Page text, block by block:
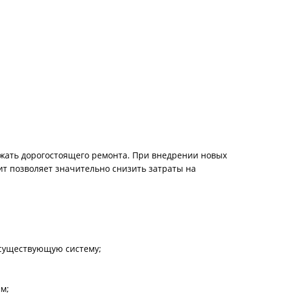
дорогостоящего ремонта. При внедрении новых
позволяет значительно снизить затраты на
систему;